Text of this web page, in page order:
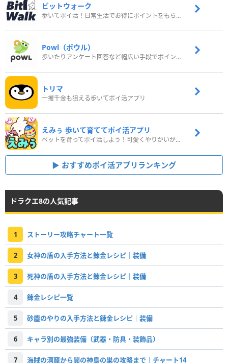
ビットウォーク
歩いてポイ活！日常生活でお得にポイントをもらおう
Powl（ポウル）
歩いたりアンケート回答など幅広い手段でポイントをゲット
トリマ
一攫千金も狙える歩いてポイ活アプリ
えみぅ 歩いて育ててポイ活アプリ
ペットを育ってポイ活しよう！可愛くやりがいがある新感覚アプリ
おすすめポイ活アプリランキング
ドラクエ8の人気記事
1 ストーリー攻略チャート一覧
2 女神の盾の入手方法と錬金レシピ｜装備
3 死神の盾の入手方法と錬金レシピ｜装備
4 錬金レシピ一覧
5 砂塵のやりの入手方法と錬金レシピ｜装備
6 キャラ別の最強装備（武器・防具・装飾品）
7 海賊の洞窟から闇の神鳥の巣の攻略まで｜チャート14